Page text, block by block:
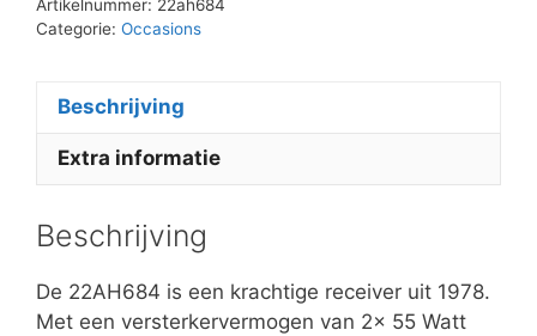
Artikelnummer: 22ah684
Categorie: Occasions
Beschrijving
Extra informatie
Beschrijving
De 22AH684 is een krachtige receiver uit 1978.
Met een versterkervermogen van 2x 55 Watt